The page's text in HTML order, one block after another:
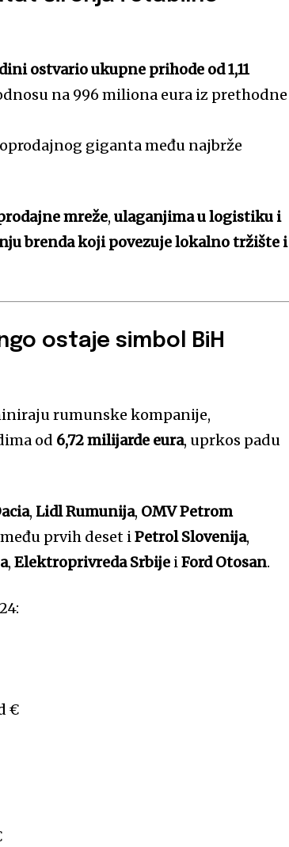
ostvario ukupne prihode od 1,11
na 996 miliona eura iz prethodne
giganta među najbrže
mreže,ulaganjima u logistiku i
brenda koji povezuje lokalno tržište i
ostaje simbol BiH
rumunske kompanije,
od 6,72 milijarde eura, uprkos padu
, Lidl Rumunija, OMV Petrom
prvih deset iPetrol Slovenija,
,Elektroprivreda Srbije iFord Otosan.
€